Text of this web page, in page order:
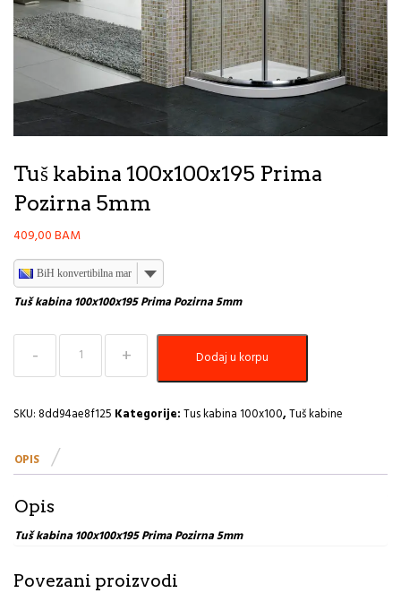
Tuš kabina 100x100x195 Prima
Pozirna 5mm
409,00BAM
BiH konvertibilna marka
Tuš kabina 100x100x195 Prima Pozirna 5mm
Tuš
kabina
100x100x195
Pozirna
količina
Dodaj u korpu
SKU: 8dd94ae8f125 Kategorije:Tus kabina 100x100,Tuš kabine
OPIS
Opis
Tuš kabina 100x100x195 Prima Pozirna 5mm
Povezani proizvodi